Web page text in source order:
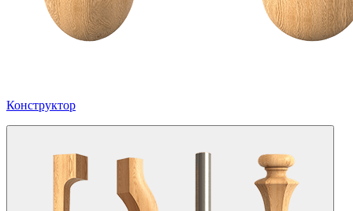
Конструктор